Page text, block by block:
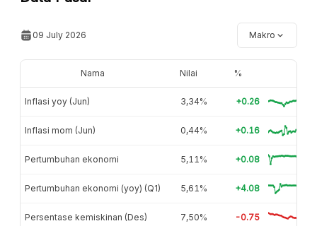
09 July 2026 Makro
Nama Nilai %
Inflasi yoy (Jun) 3,34% +0.26
Inflasi mom (Jun) 0,44% +0.16
Pertumbuhan ekonomi 5,11% +0.08
Pertumbuhan ekonomi (yoy) (Q1) 5,61% +4.08
Persentase kemiskinan (Des) 7,50% -0.75